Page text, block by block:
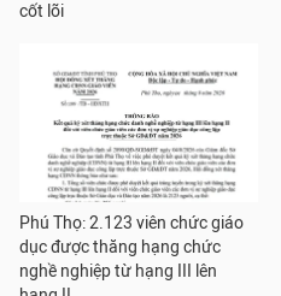
cốt lõi
Phú Thọ: 2.123 viên chức giáo
dục được thăng hạng chức
nghề nghiệp từ hạng III lên